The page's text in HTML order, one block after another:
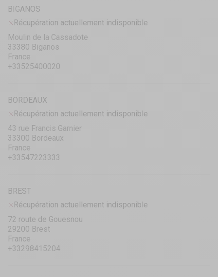
BIGANOS
Récupération actuellement indisponible
Moulin de la Cassadote
33380 Biganos
France
+33525400020
BORDEAUX
Récupération actuellement indisponible
43 rue Francis Garnier
33300 Bordeaux
France
+33547223333
BREST
Récupération actuellement indisponible
72 route de Gouesnou
29200 Brest
France
+33298415204